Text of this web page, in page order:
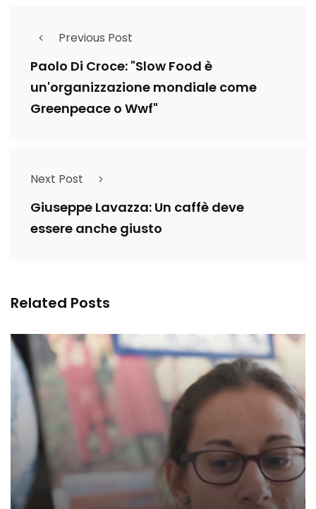
Previous Post
Paolo Di Croce: "Slow Food è
un'organizzazione mondiale come
Greenpeace o Wwf"
Next Post
Giuseppe Lavazza: Un caffè deve
essere anche giusto
Related Posts